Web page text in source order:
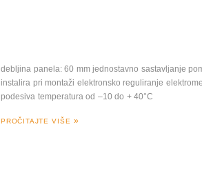
debljina panela: 60 mm jednostavno sastavljanje
instalira pri montaži elektronsko reguliranje
podesiva temperatura od –10 do + 40°C
PROČITAJTE VIŠE